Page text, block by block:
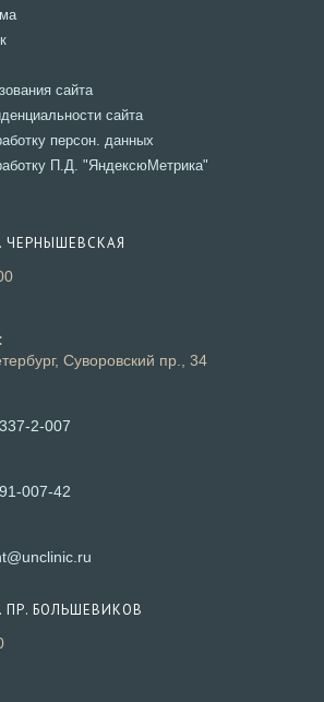
вкладке
Откроется
Откроется
вкладке
сайтаОткроется
в
вкладке
сайтаОткроется
в
новой
вкладке
персон. данных
в
П.Д. "ЯндексюМетрика"
Суворовский пр., 34
2-007
007-42
приложении
БОЛЬШЕВИКОВ